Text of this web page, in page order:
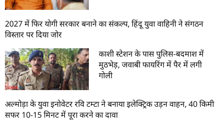
2027 में फिर योगी सरकार बनाने का संकल्प, हिंदू युवा वाहिनी ने संगठन
विस्तार पर दिया जोर
काशी स्टेशन के पास पुलिस-बदमाश में
मुठभेड़, जवाबी फायरिंग में पैर में लगी
गोली
अल्मोड़ा के युवा इनोवेटर रवि टम्टा ने बनाया इलेक्ट्रिक उड़न वाहन, 40 किमी
सफर 10-15 मिनट में पूरा करने का दावा